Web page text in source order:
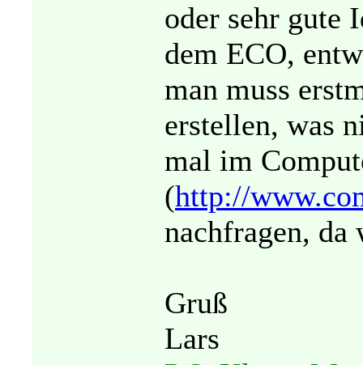
oder sehr gute
dem ECO,
man muss
erstellen, was
mal im
(http://
nachfragen, da
Gruß
Lars